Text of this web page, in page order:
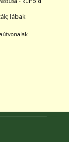
lábak